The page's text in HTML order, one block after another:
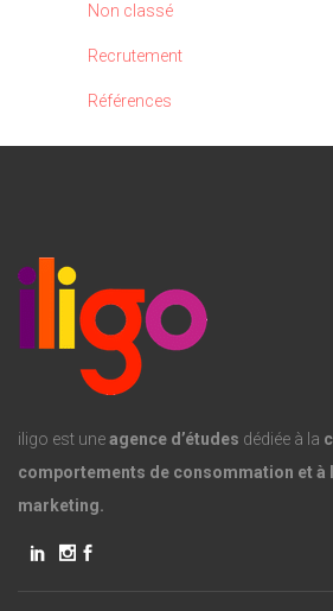
Non classé
Recrutement
Références
iligo est uneagence d’études dédiée à la
comportements de consommation et à
marketing.